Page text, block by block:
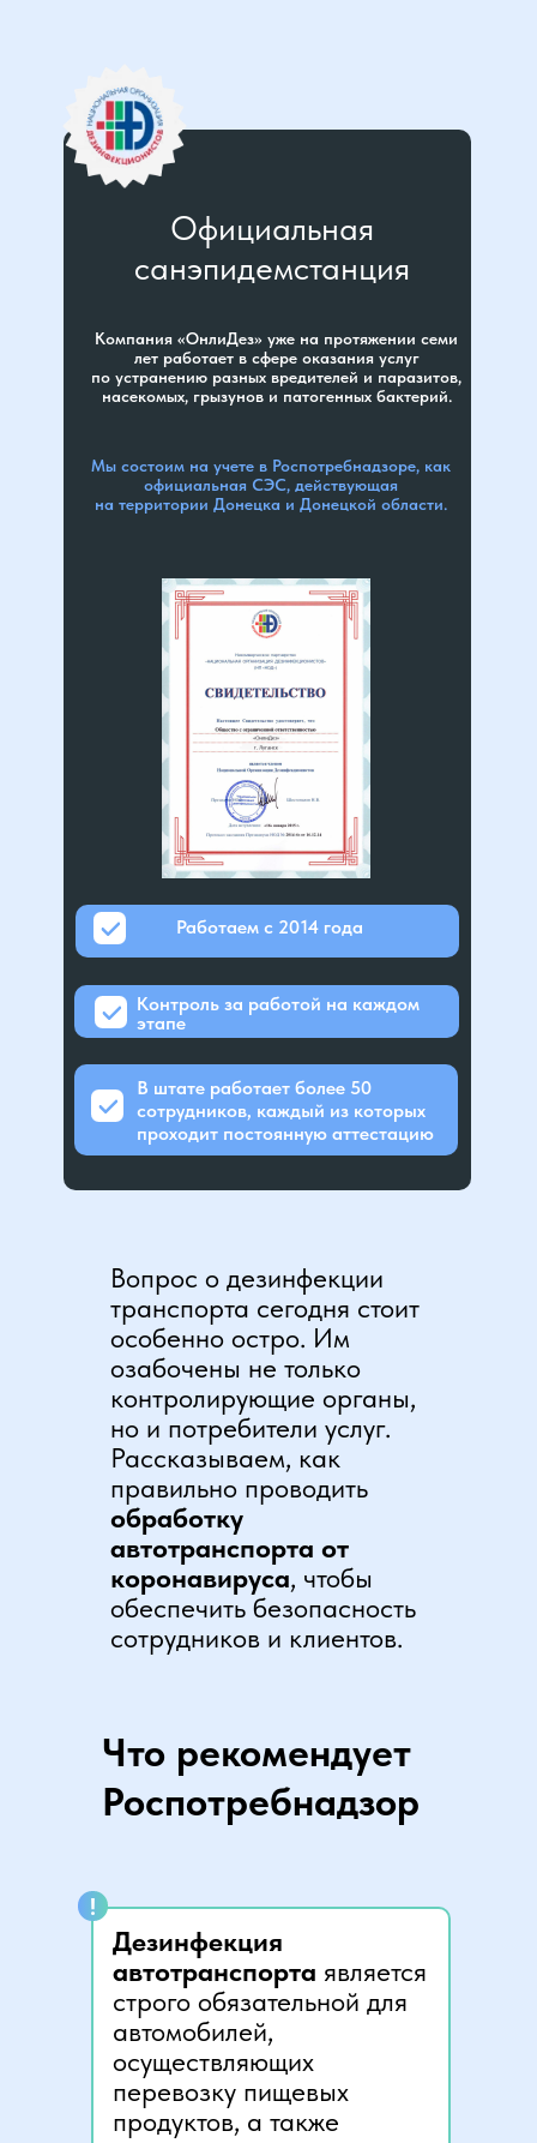
Официальная
санэпидемстанция
Компания «ОнлиДез» уже на протяжении семи
лет работает в сфере оказания услуг
по устранению разных вредителей и паразитов,
насекомых, грызунов и патогенных бактерий.
Мы состоим на учете в Роспотребнадзоре, как
официальная СЭС, действующая
на территории Донецка и Донецкой области.
Работаем с 2014 года
Контроль за работой на каждом
этапе
В штате работает более 50
сотрудников, каждый из которых
проходит постоянную аттестацию
Дезинфекция
автотранспорта является
строго обязательной для
автомобилей,
осуществляющих
перевозку пищевых
продуктов, а также
!
Что рекомендует
Роспотребнадзор
Вопрос о дезинфекции
транспорта сегодня стоит
особенно остро. Им
озабочены не только
контролирующие органы,
но и потребители услуг.
Рассказываем, как
правильно проводить
обработку
автотранспорта от
коронавируса, чтобы
обеспечить безопасность
сотрудников и клиентов.